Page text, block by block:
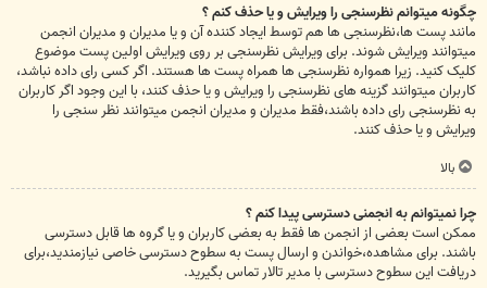
چگونه میتوانم نظرسنجی را ویرایش و یا حذف کنم ؟
مانند پست ها،نظرسنجی ها هم توسط ایجاد کننده آن و یا مدیران و مدیران انجمن
میتوانند ویرایش شوند. برای ویرایش نظرسنجی بر روی ویرایش اولین پست موضوع
کلیک کنید. زیرا همواره نظرسنجی ها همراه پست ها هستند. اگر کسی رای داده نباشد،
کاربران میتوانند گزینه های نظرسنجی را ویرایش و یا حذف کنند، با این وجود اگر کاربران
به نظرسنجی رای داده باشند،فقط مدیران و مدیران انجمن میتوانند نظر سنجی را
ویرایش و یا حذف کنند.
بالا
چرا نمیتوانم به انجمنی دسترسی پیدا کنم ؟
ممکن است بعضی از انجمن ها فقط به بعضی کاربران و یا گروه ها قابل دسترسی
باشند. برای مشاهده،خواندن و ارسال پست به سطوح دسترسی خاصی نیازمندید،برای
دریافت این سطوح دسترسی با مدیر تالار تماس بگیرید.